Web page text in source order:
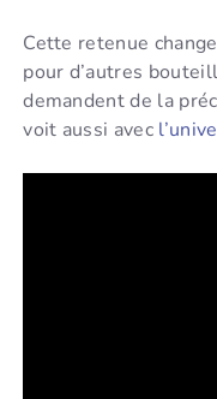
Cette retenue
pour d’autres
demandent de la
voit aussi avec